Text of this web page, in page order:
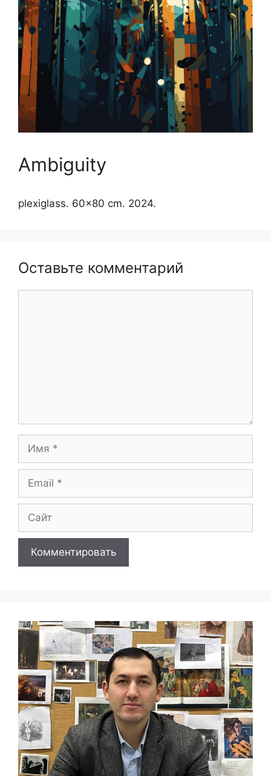
Ambiguity
plexiglass. 60×80 cm. 2024.
Оставьте комментарий
Имя
Email
Сайт